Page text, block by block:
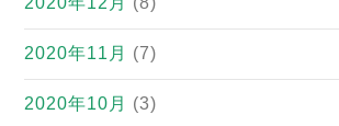
2020年11月 (7)
2020年10月 (3)